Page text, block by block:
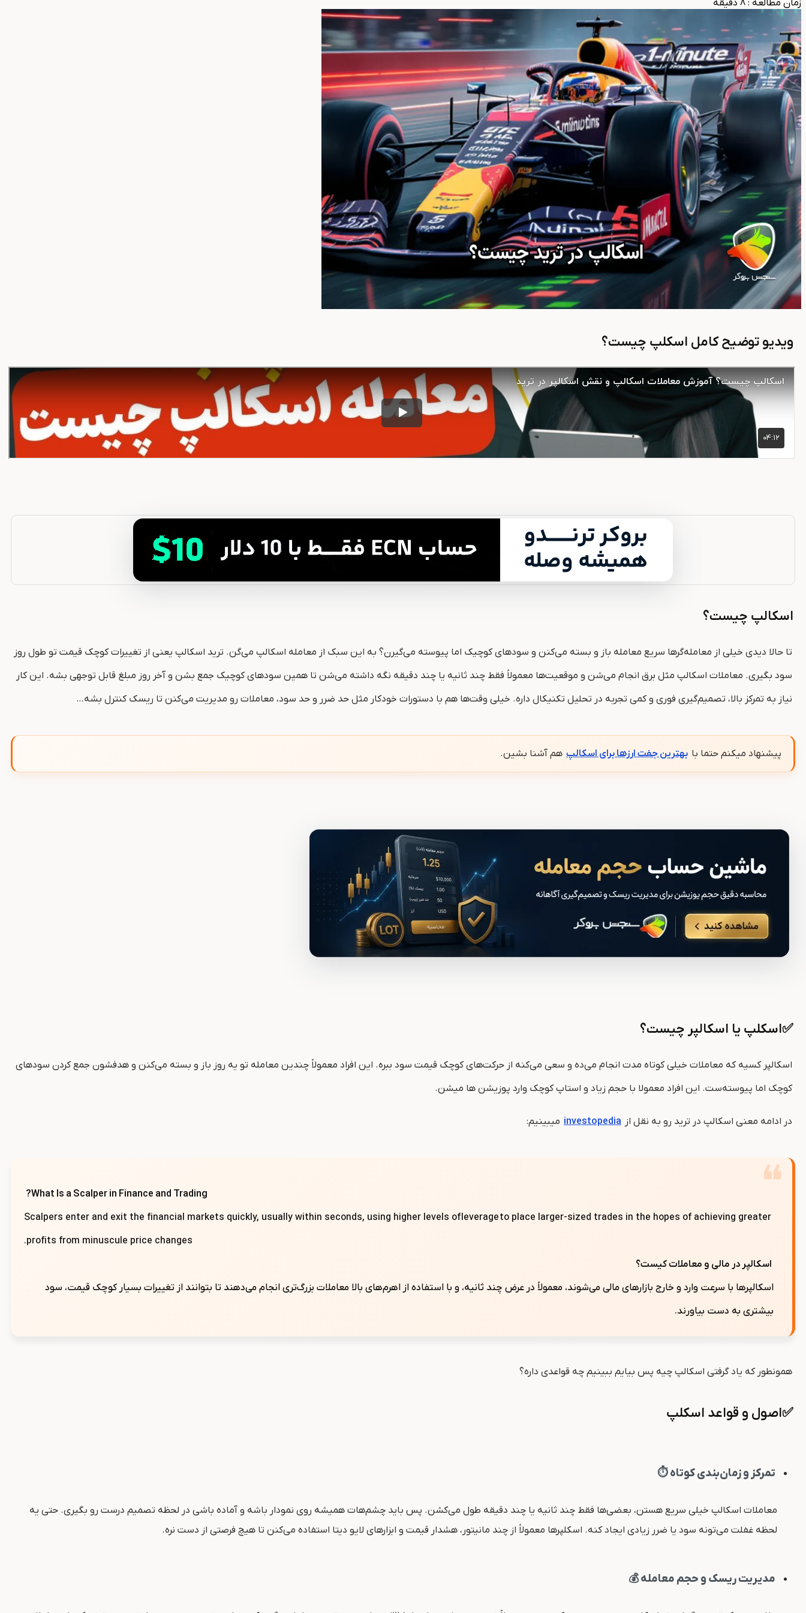
زمان مطالعه :
8 دقیقه
ویدیو توضیح کامل اسکلپ چیست؟
اسکالپ چیست؟
تا حالا دیدی خیلی از معامله‌گرها سریع معامله باز و بسته می‌کنن و سودهای کوچیک اما پیوسته می‌گیرن؟ به این سبک از معامله اسکالپ می‌گن. ترید اسکالپ یعنی از تغییرات کوچک قیمت تو طول روز
سود بگیری. معاملات اسکالپ مثل برق انجام می‌شن و موقعیت‌ها معمولاً فقط چند ثانیه یا چند دقیقه نگه داشته می‌شن تا همین سودهای کوچیک جمع بشن و آخر روز مبلغ قابل توجهی بشه. این کار
نیاز به تمرکز بالا، تصمیم‌گیری فوری و کمی تجربه در تحلیل تکنیکال داره. خیلی وقت‌ها هم با دستورات خودکار مثل حد ضرر و حد سود، معاملات رو مدیریت می‌کنن تا ریسک کنترل بشه…
پیشنهاد میکنم حتما با بهترین جفت ارزها برای اسکالپ هم آشنا بشین.
✅اسکلپ یا اسکالپر چیست؟
اسکالپر کسیه که معاملات خیلی کوتاه ‌مدت انجام می‌ده و سعی می‌کنه از حرکت‌های کوچک قیمت سود ببره. این افراد معمولاً چندین معامله تو یه روز باز و بسته می‌کنن و هدفشون جمع کردن سودهای
کوچک اما پیوسته‌ست. این افراد معمولا با حجم زیاد و استاپ کوچک وارد پوزیشن ها میشن.
در ادامه معنی اسکالپ در ترید رو به نقل از investopedia میبینیم:
What Is a Scalper in Finance and Trading?
Scalpers enter and exit the financial markets quickly, usually within seconds, using higher levels of leverage to place larger-sized trades in the hopes of achieving greater
profits from minuscule price changes.
اسکالپر در مالی و معاملات کیست؟
اسکالپرها با سرعت وارد و خارج بازارهای مالی می‌شوند، معمولاً در عرض چند ثانیه، و با استفاده از اهرم‌های بالا معاملات بزرگ‌تری انجام می‌دهند تا بتوانند از تغییرات بسیار کوچک قیمت، سود
بیشتری به دست بیاورند.
همونطور که یاد گرفتی اسکالپ چیه پس بیایم ببینیم چه قواعدی داره؟
✅اصول و قواعد اسکلپ
تمرکز و زمان‌بندی کوتاه ⏱️
معاملات اسکالپ خیلی سریع هستن، بعضی‌ها فقط چند ثانیه یا چند دقیقه طول می‌کشن. پس باید چشم‌هات همیشه روی نمودار باشه و آماده باشی در لحظه تصمیم درست رو بگیری. حتی یه
لحظه غفلت می‌تونه سود یا ضرر زیادی ایجاد کنه. اسکلپرها معمولاً از چند مانیتور، هشدار قیمت و ابزارهای لایو دیتا استفاده می‌کنن تا هیچ فرصتی از دست نره.
مدیریت ریسک و حجم معامله 💰